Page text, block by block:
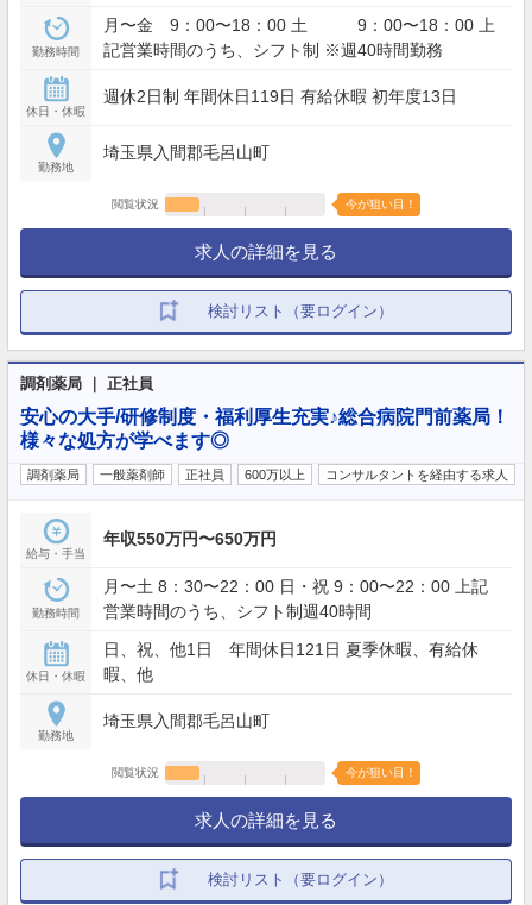
勤務時間
月〜金 9：00〜18：00 土 9：00〜18：00 上
記営業時間のうち、シフト制 ※週40時間勤務
休日・休暇
週休2日制 年間休日119日 有給休暇 初年度13日
勤務地
埼玉県入間郡毛呂山町
閲覧状況 今が狙い目！
求人の詳細を見る
検討リスト（要ログイン）
調剤薬局 ｜ 正社員
安心の大手/研修制度・福利厚生充実♪総合病院門前薬局！
様々な処方が学べます◎
調剤薬局 一般薬剤師 正社員 600万以上 コンサルタントを経由する求人
給与・手当
年収550万円〜650万円
勤務時間
月〜土 8：30〜22：00 日・祝 9：00〜22：00 上記
営業時間のうち、シフト制週40時間
休日・休暇
日、祝、他1日 年間休日121日 夏季休暇、有給休
暇、他
勤務地
埼玉県入間郡毛呂山町
閲覧状況 今が狙い目！
求人の詳細を見る
検討リスト（要ログイン）